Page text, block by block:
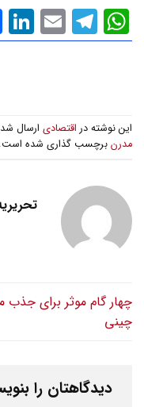
این نوشته در اقتصادی ارسال
مدرن برچسب گذاری شده است.
چهار گام موثر برای
چینی
دیدگاهتان را